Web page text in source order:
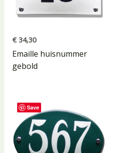
€34,30
Emaille huisnummer
gebold
Save